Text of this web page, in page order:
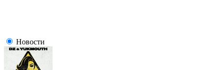
Новости